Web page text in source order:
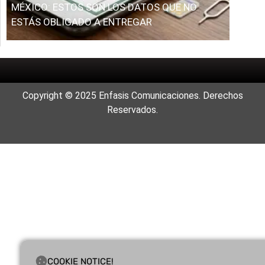
MÉXICO: ESTOS SON LOS DATOS QUE NO
ESTÁS OBLIGADO A ENTREGAR
Copyright © 2025 Enfasis Comunicaciones. Derechos
Reservados.
COOKIE NOTICE!